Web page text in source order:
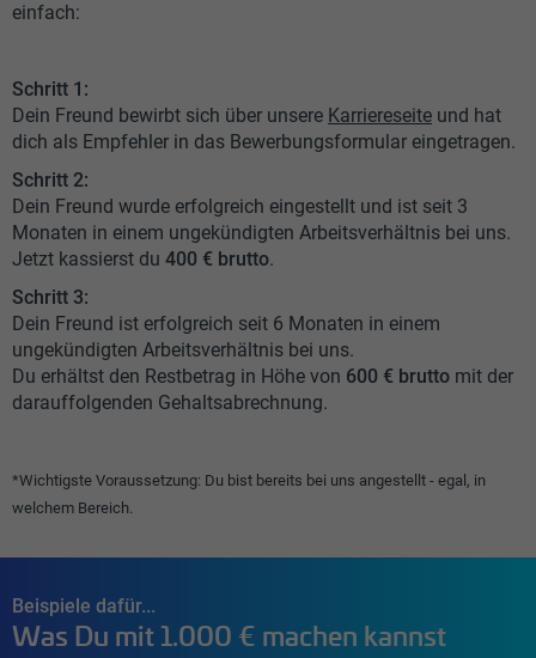
einfach:
Schritt 1:
Dein Freund bewirbt sich über unsere Karriereseite und hat
dich als Empfehler in das Bewerbungsformular eingetragen.
Schritt 2:
Dein Freund wurde erfolgreich eingestellt und ist seit 3
Monaten in einem ungekündigten Arbeitsverhältnis bei uns.
Jetzt kassierst du 400 € brutto.
Schritt 3:
Dein Freund ist erfolgreich seit 6 Monaten in einem
ungekündigten Arbeitsverhältnis bei uns.
Du erhältst den Restbetrag in Höhe von 600 € brutto mit der
darauffolgenden Gehaltsabrechnung.
*Wichtigste Voraussetzung: Du bist bereits bei uns angestellt - egal, in
welchem Bereich.
Beispiele dafür...
Was Du mit 1.000 € machen kannst